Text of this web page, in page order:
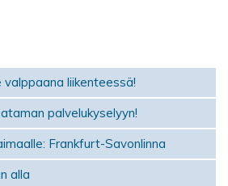
liikenteessä!
palvelukyselyyn!
Frankfurt-Savonlinna
alla